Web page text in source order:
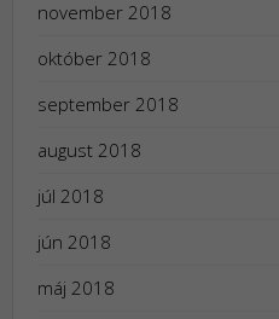
november 2018
október 2018
september 2018
august 2018
júl 2018
jún 2018
máj 2018